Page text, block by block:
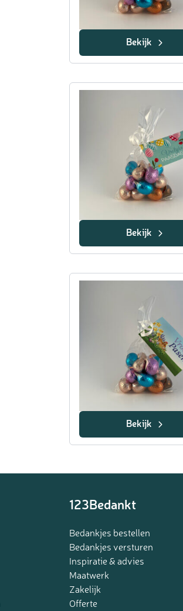
Bekijk
Bekijk
Bekijk
123Bedankt
Bedankjes bestellen
Bedankjes versturen
Inspiratie & advies
Maatwerk
Zakelijk
Offerte